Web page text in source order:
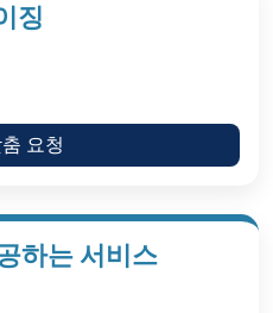
징
요청
하는 서비스